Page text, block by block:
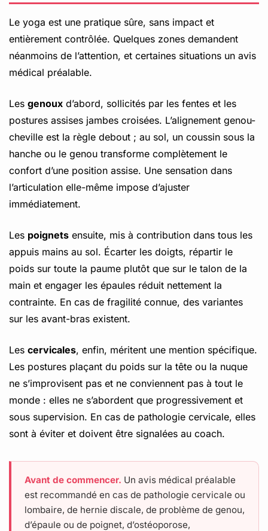
Le yoga est une pratique sûre, sans impact et
entièrement contrôlée. Quelques zones demandent
néanmoins de l’attention, et certaines situations un avis
médical préalable.
Les genoux d’abord, sollicités par les fentes et les
postures assises jambes croisées. L’alignement genou-
cheville est la règle debout ; au sol, un coussin sous la
hanche ou le genou transforme complètement le
confort d’une position assise. Une sensation dans
l’articulation elle-même impose d’ajuster
immédiatement.
Les poignets ensuite, mis à contribution dans tous les
appuis mains au sol. Écarter les doigts, répartir le
poids sur toute la paume plutôt que sur le talon de la
main et engager les épaules réduit nettement la
contrainte. En cas de fragilité connue, des variantes
sur les avant-bras existent.
Les cervicales, enfin, méritent une mention spécifique.
Les postures plaçant du poids sur la tête ou la nuque
ne s’improvisent pas et ne conviennent pas à tout le
monde : elles ne s’abordent que progressivement et
sous supervision. En cas de pathologie cervicale, elles
sont à éviter et doivent être signalées au coach.
Avant de commencer. Un avis médical préalable
est recommandé en cas de pathologie cervicale ou
lombaire, de hernie discale, de problème de genou,
d’épaule ou de poignet, d’ostéoporose,